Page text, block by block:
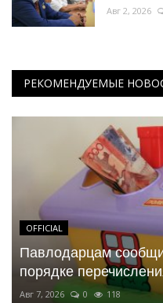
Авг 2, 2026
РЕКОМЕНДУЕМЫЕ
OFFICIAL
Павлодарцам
порядке
Авг 7, 2026 0 118